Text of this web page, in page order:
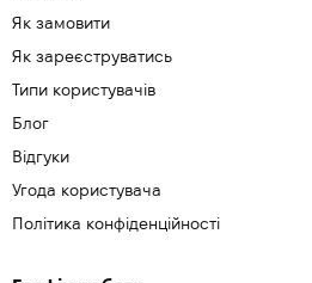
Як замовити
Як зареєструватись
Типи користувачів
Блог
Відгуки
Угода користувача
Політика конфіденційності